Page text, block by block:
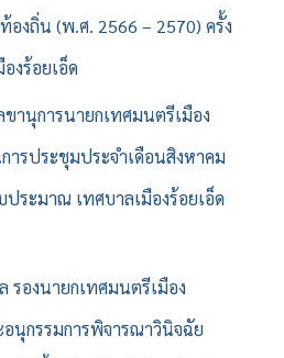
งถิ่น (พ.ศ. 2566 – 2570) ครั้ง
งร้อยเอ็ด
านุการนายกเทศมนตรีเมือง
ารประชุมประจำเดือนสิงหาคม
ระมาณ เทศบาลเมืองร้อยเอ็ด
รองนายกเทศมนตรีเมือง
นุกรรมการพิจารณาวินิจฉัย